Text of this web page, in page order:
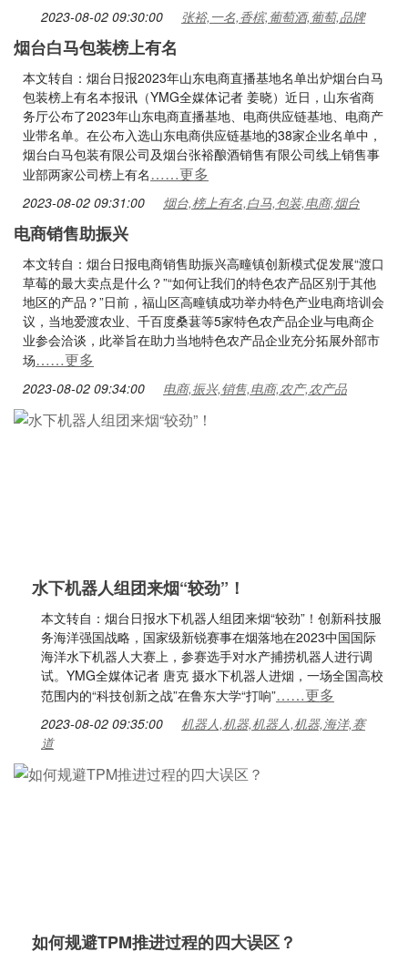
2023-08-02 09:30:00 张裕,一名,香槟,葡萄酒,葡萄,品牌
烟台白马包装榜上有名
本文转自：烟台日报2023年山东电商直播基地名单出炉烟台白马
包装榜上有名本报讯（YMG全媒体记者 姜晓）近日，山东省商
务厅公布了2023年山东电商直播基地、电商供应链基地、电商产
业带名单。在公布入选山东电商供应链基地的38家企业名单中，
烟台白马包装有限公司及烟台张裕酿酒销售有限公司线上销售事
业部两家公司榜上有名……更多
2023-08-02 09:31:00 烟台,榜上有名,白马,包装,电商,烟台
电商销售助振兴
本文转自：烟台日报电商销售助振兴高疃镇创新模式促发展“渡口
草莓的最大卖点是什么？”“如何让我们的特色农产品区别于其他
地区的产品？”日前，福山区高疃镇成功举办特色产业电商培训会
议，当地爱渡农业、千百度桑葚等5家特色农产品企业与电商企
业参会洽谈，此举旨在助力当地特色农产品企业充分拓展外部市
场……更多
2023-08-02 09:34:00 电商,振兴,销售,电商,农产,农产品
水下机器人组团来烟“较劲”！
本文转自：烟台日报水下机器人组团来烟“较劲”！创新科技服
务海洋强国战略，国家级新锐赛事在烟落地在2023中国国际
海洋水下机器人大赛上，参赛选手对水产捕捞机器人进行调
试。YMG全媒体记者 唐克 摄水下机器人进烟，一场全国高校
范围内的“科技创新之战”在鲁东大学“打响”……更多
2023-08-02 09:35:00
机器人,机器,机器人,机器,海洋,赛
道
如何规避TPM推进过程的四大误区？